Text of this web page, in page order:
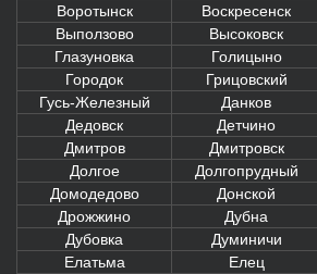
Воротынск
Воскресенск
Выползово
Высоковск
Глазуновка
Голицыно
Городок
Грицовский
Гусь-Железный
Данков
Дедовск
Детчино
Дмитров
Дмитровск
Долгое
Долгопрудный
Домодедово
Донской
Дрожжино
Дубна
Дубовка
Думиничи
Елатьма
Елец